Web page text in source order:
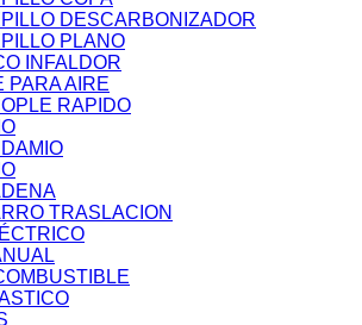
DESCARBONIZADOR
PLANO
INFALDOR
PARA AIRE
RAPIDO
TRASLACION